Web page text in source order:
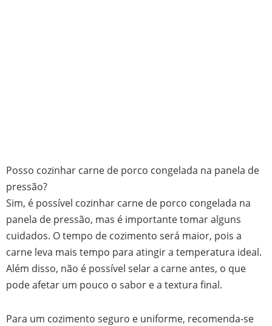
Posso cozinhar carne de porco congelada na panela de
pressão?
Sim, é possível cozinhar carne de porco congelada na
panela de pressão, mas é importante tomar alguns
cuidados. O tempo de cozimento será maior, pois a
carne leva mais tempo para atingir a temperatura ideal.
Além disso, não é possível selar a carne antes, o que
pode afetar um pouco o sabor e a textura final.
Para um cozimento seguro e uniforme, recomenda-se